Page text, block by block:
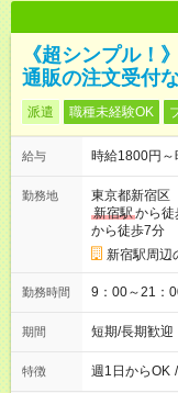
《超シンプル！
通販の注文受付
派遣 職種未経験OK
給与 時給1800円～
勤務地
東京都新宿区
新宿駅から徒
から徒歩7分
新宿駅周辺
勤務時間 9：00～21：
期間 短期/長期歓迎
特徴 週1日からOK /